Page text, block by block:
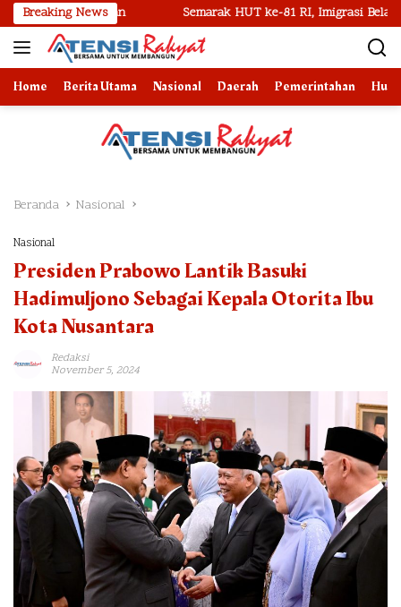
Langsung
ke
konten
Breaking News
Medan Semarak HUT ke-81 RI, Imigrasi Belawan
Home Berita Utama Nasional Daerah Pemerintahan
Beranda Nasional
Nasional
Presiden Prabowo Lantik Basuki
Hadimuljono Sebagai Kepala Otorita Ibu
Kota Nusantara
Redaksi
November 5, 2024